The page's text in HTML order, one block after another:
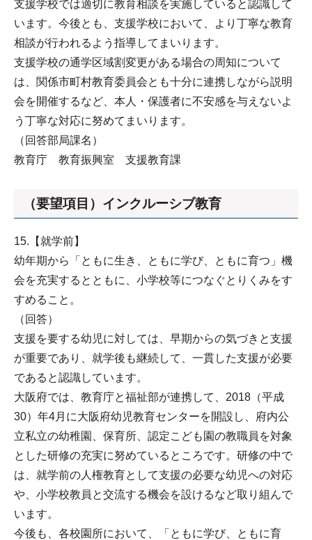
支援学校では適切に教育相談を実施していると認識して
います。今後とも、支援学校において、より丁寧な教育
相談が行われるよう指導してまいります。
支援学校の通学区域割変更がある場合の周知について
は、関係市町村教育委員会とも十分に連携しながら説明
会を開催するなど、本人・保護者に不安感を与えないよ
う丁寧な対応に努めてまいります。
（回答部局課名）
教育庁 教育振興室 支援教育課
（要望項目）インクルーシブ教育
15.【就学前】
幼年期から「ともに生き、ともに学び、ともに育つ」機
会を充実するとともに、小学校等につなぐとりくみをす
すめること。
（回答）
支援を要する幼児に対しては、早期からの気づきと支援
が重要であり、就学後も継続して、一貫した支援が必要
であると認識しています。
大阪府では、教育庁と福祉部が連携して、2018（平成
30）年4月に大阪府幼児教育センターを開設し、府内公
立私立の幼稚園、保育所、認定こども園の教職員を対象
とした研修の充実に努めているところです。研修の中で
は、就学前の人権教育として支援の必要な幼児への対応
や、小学校教員と交流する機会を設けるなど取り組んで
います。
今後も、各校園所において、「ともに学び、ともに育